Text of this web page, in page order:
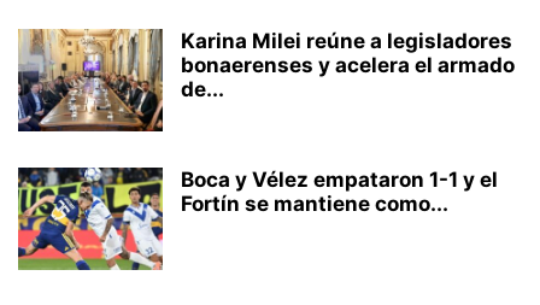
Karina Milei reúne a legisladores
bonaerenses y acelera el armado
de...
Boca y Vélez empataron 1-1 y el
Fortín se mantiene como...